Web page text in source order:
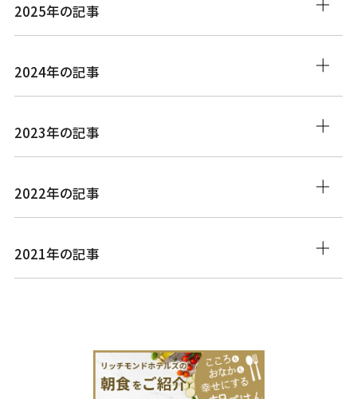
2025年の記事
2024年の記事
2023年の記事
2022年の記事
2021年の記事